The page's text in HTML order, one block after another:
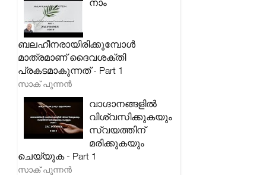
നാം
ബലഹീനരായിരിക്കുമ്പോൾ
മാത്രമാണ് ദൈവശക്തി
പ്രകടമാകുന്നത് - Part 1
സാക് പുന്നൻ
വാഗ്ദാനങ്ങളിൽ
വിശ്വസിക്കുകയും
സ്വയത്തിന്
മരിക്കുകയും
ചെയ്യുക - Part 1
സാക് പുന്നൻ